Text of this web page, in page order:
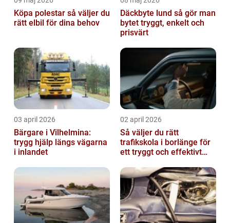
Köpa polestar så väljer du
rätt elbil för dina behov
Däckbyte lund så gör man
bytet tryggt, enkelt och
prisvärt
03 april 2026
Bärgare i Vilhelmina:
trygg hjälp längs vägarna
i inlandet
02 april 2026
Så väljer du rätt
trafikskola i borlänge för
ett tryggt och effektivt